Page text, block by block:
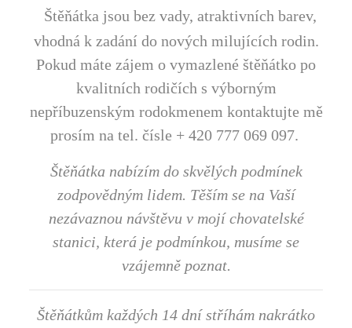
Štěňátka jsou bez vady, atraktivních barev,
vhodná k zadání do nových milujících rodin.
Pokud máte zájem o vymazlené štěňátko po
kvalitních rodičích s výborným
nepříbuzenským rodokmenem kontaktujte mě
prosím na tel. čísle + 420 777 069 097.
Štěňátka nabízím do skvělých podmínek
zodpovědným lidem. Těším se na Vaší
nezávaznou návštěvu v mojí chovatelské
stanici, která je podmínkou, musíme se
vzájemně poznat.
Štěňátkům každých 14 dní stříhám nakrátko